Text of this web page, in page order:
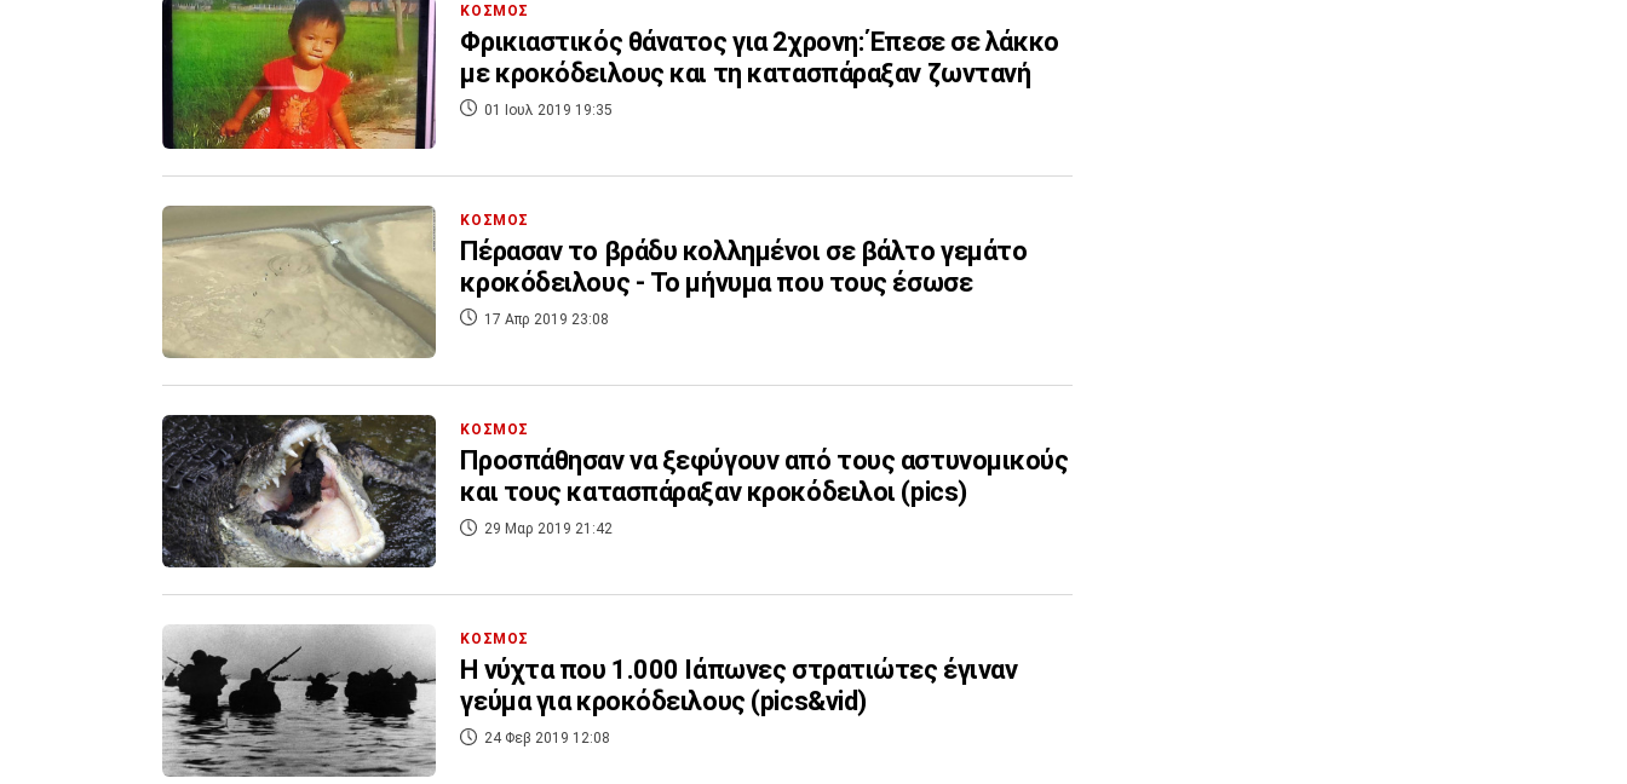
ΚΟΣΜΟΣ
Φρικιαστικός θάνατος για 2χρονη: Έπεσε σε λάκκο
με κροκόδειλους και τη κατασπάραξαν ζωντανή
01 Ιουλ 2019 19:35
ΚΟΣΜΟΣ
Πέρασαν το βράδυ κολλημένοι σε βάλτο γεμάτο
κροκόδειλους - Το μήνυμα που τους έσωσε
17 Απρ 2019 23:08
ΚΟΣΜΟΣ
Προσπάθησαν να ξεφύγουν από τους αστυνομικούς
και τους κατασπάραξαν κροκόδειλοι (pics)
29 Μαρ 2019 21:42
ΚΟΣΜΟΣ
Η νύχτα που 1.000 Ιάπωνες στρατιώτες έγιναν
γεύμα για κροκόδειλους (pics&vid)
24 Φεβ 2019 12:08